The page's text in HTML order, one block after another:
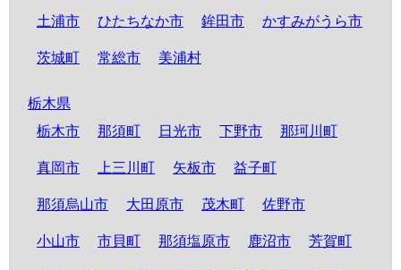
土浦市 ひたちなか市 鉾田市 かすみがうら市
茨城町 常総市 美浦村
栃木県
栃木市
那須町 日光市 下野市 那珂川町
真岡市 上三川町 矢板市 益子町
那須烏山市 大田原市 茂木町 佐野市
小山市 市貝町 那須塩原市 鹿沼市 芳賀町